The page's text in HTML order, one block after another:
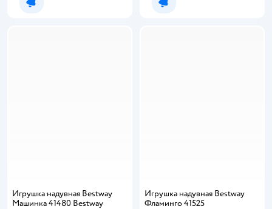
Уведомить о появлении Уведомить о появлении
Игрушка надувная Bestway
Машинка 41480 Bestway
Игрушка надувная Bestway
Фламинго 41525